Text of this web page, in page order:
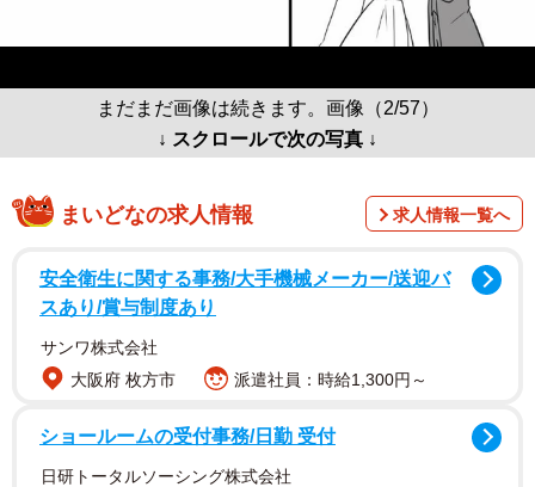
まだまだ画像は続きます。画像（2/57）
↓ スクロールで次の写真 ↓
まいどなの求人情報 求人情報一覧へ
安全衛生に関する事務/大手機械メーカー/送迎バ
スあり/賞与制度あり
サンワ株式会社
大阪府 枚方市
派遣社員：時給1,300円～
ショールームの受付事務/日勤 受付
日研トータルソーシング株式会社